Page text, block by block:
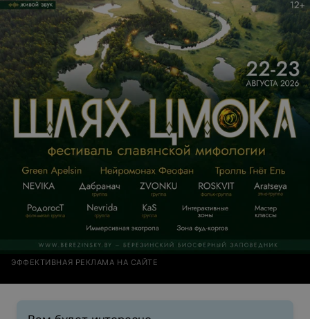
ЭФФЕКТИВНАЯ РЕКЛАМА НА САЙТЕ